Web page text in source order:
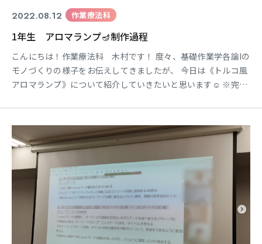
2022.08.12 作業療法科
1年生 アロマランプ🪔制作過程
こんにちは！作業療法科 木村です！ 度々、基礎作業学各論Iの
モノづくりの様子をお伝えしてきましたが、 今日は《トルコ風
アロマランプ》について紹介していきたいと思います☺︎ ※完成
=== まずは、グラスに貼るアイテム探し・・・ 沢山のビーズや
おはじきから 自分の好みのものを選んでいきます。 沢